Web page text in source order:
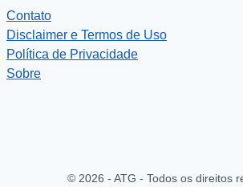
Contato
Disclaimer e Termos de Uso
Política de Privacidade
Sobre
© 2026 - ATG - Todos os direitos